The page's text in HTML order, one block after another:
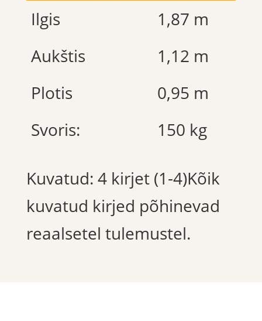
Ilgis
1,87 m
Aukštis
1,12 m
Plotis
0,95 m
Svoris:
150 kg
Kuvatud: 4 kirjet (1-4)Kõik
kuvatud kirjed põhinevad
reaalsetel tulemustel.